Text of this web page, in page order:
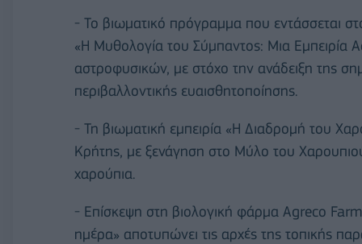
- Το βιωματικό πρόγραμμα που εντάσσεται
«Η Μυθολογία του Σύμπαντος: Μια
αστροφυσικών, με στόχο την ανάδειξη της
περιβαλλοντικής ευαισθητοποίησης.
- Τη βιωματική εμπειρία «Η Διαδρομή του
Κρήτης, με ξενάγηση στο Μύλο του
χαρούπια.
- Επίσκεψη στη βιολογική φάρμα Agreco
ημέρα» αποτυπώνει τις αρχές της τοπικής